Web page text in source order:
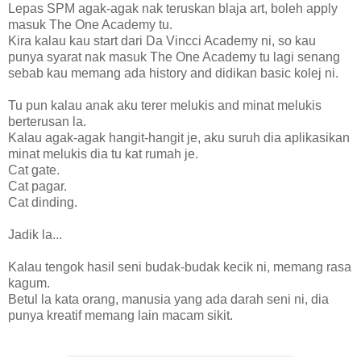
Lepas SPM agak-agak nak teruskan blaja art, boleh apply
masuk The One Academy tu.
Kira kalau kau start dari Da Vincci Academy ni, so kau
punya syarat nak masuk The One Academy tu lagi senang
sebab kau memang ada history and didikan basic kolej ni.
Tu pun kalau anak aku terer melukis and minat melukis
berterusan la.
Kalau agak-agak hangit-hangit je, aku suruh dia aplikasikan
minat melukis dia tu kat rumah je.
Cat gate.
Cat pagar.
Cat dinding.
Jadik la...
Kalau tengok hasil seni budak-budak kecik ni, memang rasa
kagum.
Betul la kata orang, manusia yang ada darah seni ni, dia
punya kreatif memang lain macam sikit.